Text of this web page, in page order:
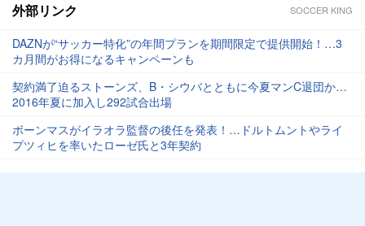
外部リンク SOCCER KING
DAZNが“サッカー特化”の年間プランを期間限定で提供開始！…3
カ月間がお得になるキャンペーンも
契約満了迫るストーンズ、B・シウバとともに今夏マンC退団か…
2016年夏に加入し292試合出場
ボーンマスがイラオラ監督の後任を発表！…ドルトムントやライ
プツィヒを率いたローゼ氏と3年契約